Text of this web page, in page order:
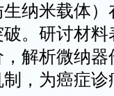
纳米载体
。研讨材
解析微纳
，为癌症